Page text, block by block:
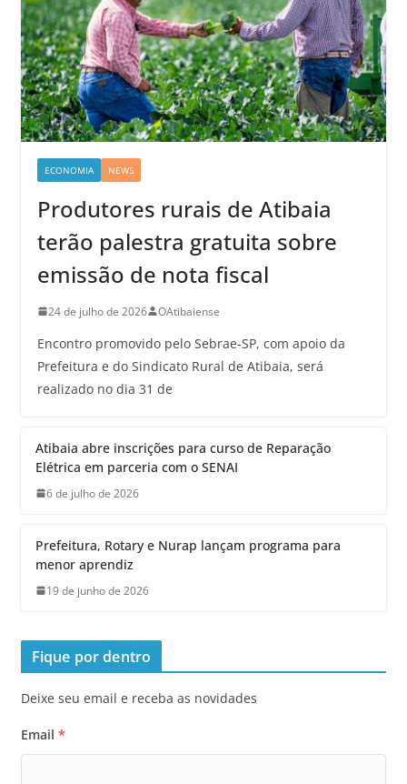
ECONOMIA NEWS
Produtores rurais de Atibaia
terão palestra gratuita sobre
emissão de nota fiscal
24 de julho de 2026 OAtibaiense
Encontro promovido pelo Sebrae-SP, com apoio da
Prefeitura e do Sindicato Rural de Atibaia, será
realizado no dia 31 de
Atibaia abre inscrições para curso de Reparação
Elétrica em parceria com o SENAI
6 de julho de 2026
Prefeitura, Rotary e Nurap lançam programa para
menor aprendiz
19 de junho de 2026
Fique por dentro
Deixe seu email e receba as novidades
Email *